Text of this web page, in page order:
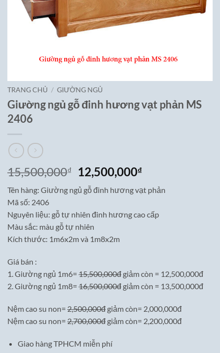
TRANG CHỦ / GIƯỜNG NGỦ
Giường ngủ gỗ đinh hương vạt phản MS
2406
15,500,000₫
Giá
gốc
là:
12,500,000₫Giá
hiện
tại
12,500,000₫.
Tên hàng: Giường ngủ gỗ đinh hương vạt phản
Mã số: 2406
Nguyên liệu: gỗ tự nhiên đinh hương cao cấp
Màu sắc: màu gỗ tự nhiên
Kích thước: 1m6x2m và 1m8x2m
Giá bán :
1. Giường ngủ 1m6= 15,500,000đ giảm còn = 12,500,000đ
2. Giường ngủ 1m8= 16,500,000đ giảm còn = 13,500,000đ
Nệm cao su non= 2,500,000đ giảm còn= 2,000,000đ
Nệm cao su non= 2,700,000đ giảm còn= 2,200,000đ
Giao hàng TPHCM miễn phí